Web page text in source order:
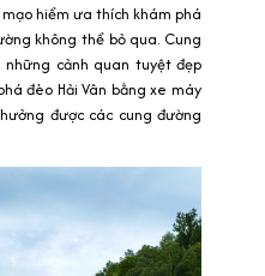
hiểm ưa thích khám phá
không thể bỏ qua. Cung
cảnh quan tuyệt đẹp
đèo Hải Vân bằng xe máy
được các cung đường